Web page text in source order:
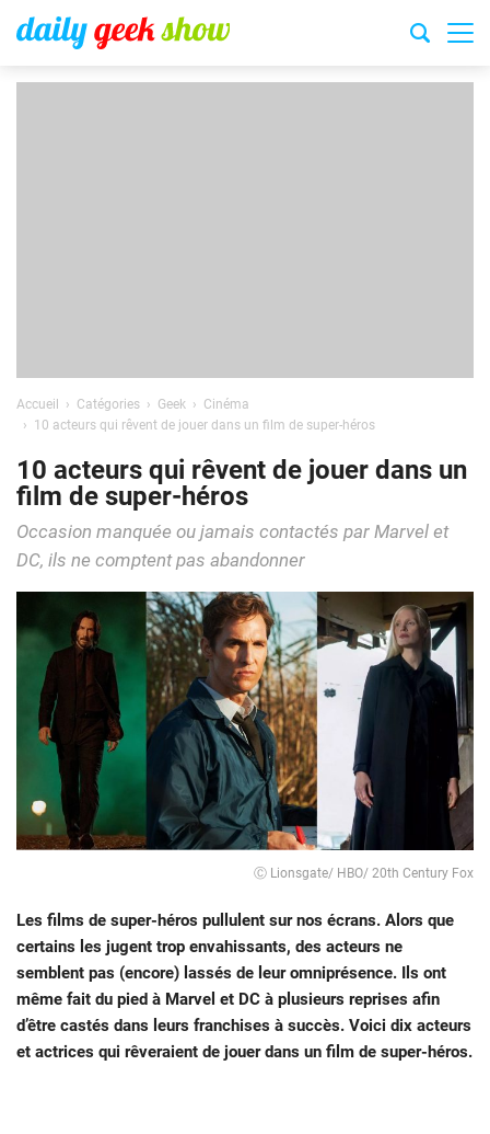
Accueil Catégories Geek
Cinéma
10 acteurs qui rêvent de jouer dans un film de super-héros
10 acteurs qui rêvent de jouer dans un
film de super-héros
Occasion manquée ou jamais contactés par Marvel et
DC, ils ne comptent pas abandonner
Ⓒ Lionsgate/ HBO/ 20th Century Fox
Les films de super-héros pullulent sur nos écrans. Alors que
certains les jugent trop envahissants, des acteurs ne
semblent pas (encore) lassés de leur omniprésence. Ils ont
même fait du pied à Marvel et DC à plusieurs reprises afin
d’être castés dans leurs franchises à succès. Voici dix acteurs
et actrices qui rêveraient de jouer dans un film de super-héros.